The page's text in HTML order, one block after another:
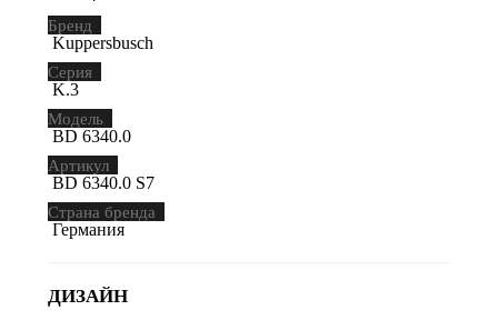
Бренд
Kuppersbusch
Серия
K.3
Модель
BD 6340.0
Артикул
BD 6340.0 S7
Страна бренда
Германия
ДИЗАЙН